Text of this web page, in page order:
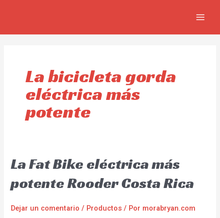
La bicicleta gorda
eléctrica más
potente
La Fat Bike eléctrica más
potente Rooder Costa Rica
Dejar un comentario / Productos / Por morabryan.com